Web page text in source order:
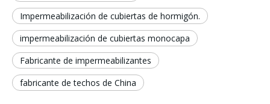
Impermeabilización de cubiertas de hormigón.
impermeabilización de cubiertas monocapa
Fabricante de impermeabilizantes
fabricante de techos de China